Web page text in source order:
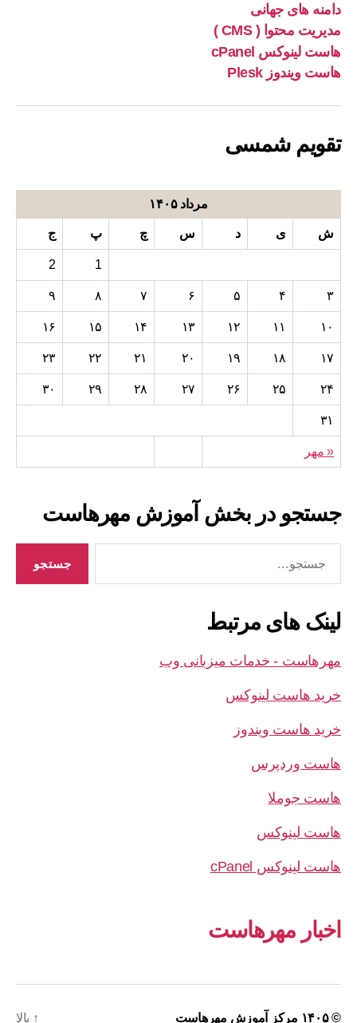
دامنه های جهانی
مدیریت محتوا ( CMS )
هاست لینوکس cPanel
هاست ویندوز Plesk
تقویم شمسی
مرداد ۱۴۰۵
ش ی د س چ پ ج
« مهر
1
2
۳ ۴ ۵ ۶ ۷ ۸ ۹
۱۰ ۱۱ ۱۲ ۱۳ ۱۴ ۱۵ ۱۶
۱۷ ۱۸ ۱۹ ۲۰ ۲۱ ۲۲ ۲۳
۲۴ ۲۵ ۲۶ ۲۷ ۲۸ ۲۹ ۳۰
۳۱
جستجو در بخش آموزش مهرهاست
لینک های مرتبط
مهرهاست - خدمات میزبانی وب
خرید هاست لینوکس
خرید هاست ویندوز
هاست وردپرس
هاست جوملا
هاست لینوکس
هاست لینوکس cPanel
اخبار مهرهاست
© ۱۴۰۵ مرکز آموزش مهرهاست ↑ بالا